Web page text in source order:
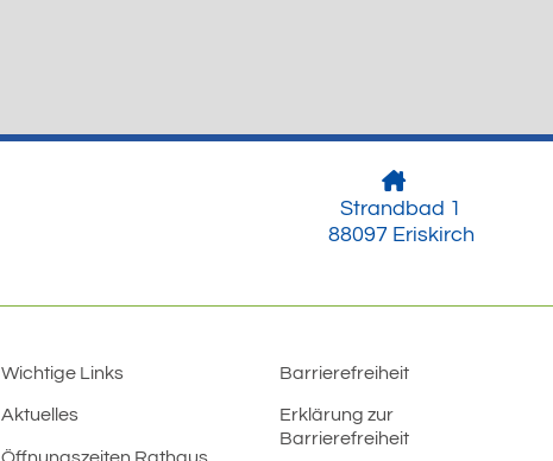
Strandbad 1
88097 Eriskirch
Wichtige Links
Aktuelles
Barrierefreiheit
Erklärung zur
Barrierefreiheit